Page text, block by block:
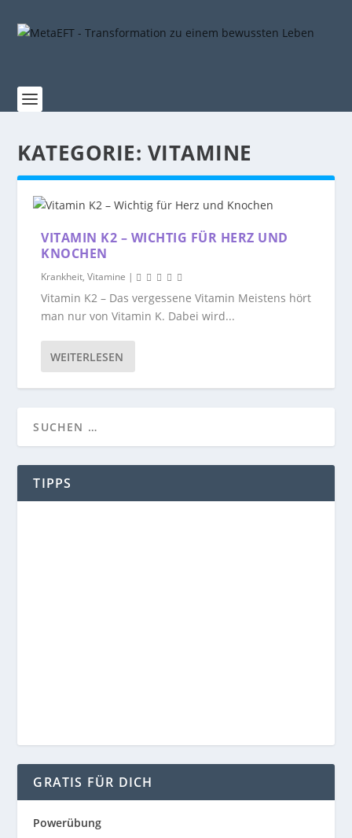
KATEGORIE: VITAMINE
VITAMIN K2 – WICHTIG FÜR HERZ UND
KNOCHEN
Krankheit,Vitamine |
Vitamin K2 – Das vergessene Vitamin Meistens hört
man nur von Vitamin K. Dabei wird...
WEITERLESEN
TIPPS
GRATIS FÜR DICH
Powerübung